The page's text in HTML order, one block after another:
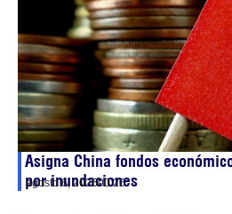
Asigna China fondos
por inundaciones
agosto 6, 202600:26